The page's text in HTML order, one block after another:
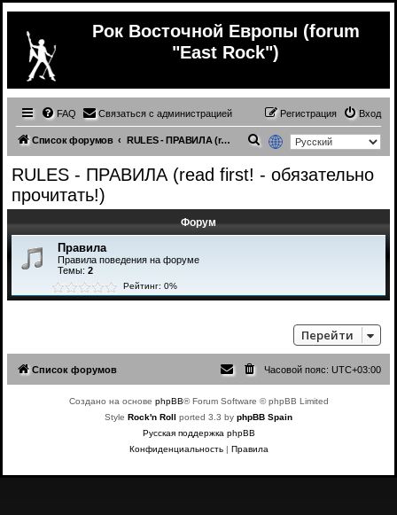
Рок Восточной Европы (forum
"East Rock")
FAQ Связаться с администрацией Вход
Регистрация
Список форумов RULES - ПРАВИЛА (read first! - обязательно прочитать!)
к
RULES - ПРАВИЛА (read first! - обязательно
прочитать!)
Форум
Правила
Правила поведения на форуме
Темы: 2
Рейтинг: 0%
Перейти
Список форумов Часовой пояс: UTC+03:00
Создано на основе phpBB® Forum Software © phpBB Limited
Style Rock'n Roll ported 3.3 by phpBB Spain
Русская поддержка phpBB
Конфиденциальность| Правила